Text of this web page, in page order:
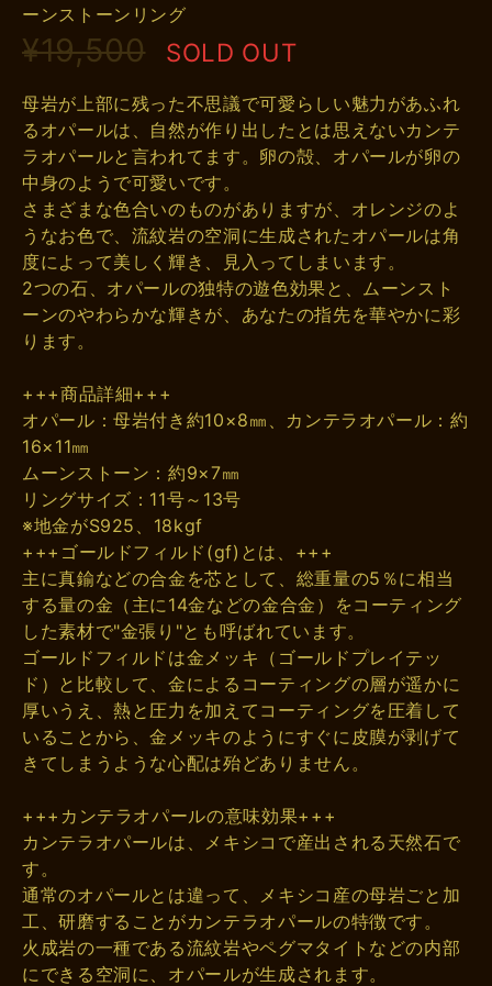
ーンストーンリング
¥19,500 SOLD OUT
母岩が上部に残った不思議で可愛らしい魅力があふれ
るオパールは、自然が作り出したとは思えないカンテ
ラオパールと言われてます。卵の殻、オパールが卵の
中身のようで可愛いです。
さまざまな色合いのものがありますが、オレンジのよ
うなお色で、流紋岩の空洞に生成されたオパールは角
度によって美しく輝き、見入ってしまいます。
2つの石、オパールの独特の遊色効果と、ムーンスト
ーンのやわらかな輝きが、あなたの指先を華やかに彩
ります。
+++商品詳細+++
オパール：母岩付き約10×8㎜、カンテラオパール：約
16×11㎜
ムーンストーン：約9×7㎜
リングサイズ：11号～13号
※地金がS925、18kgf
+++ゴールドフィルド(gf)とは、+++
主に真鍮などの合金を芯として、総重量の5％に相当
する量の金（主に14金などの金合金）をコーティング
した素材で"金張り"とも呼ばれています。
ゴールドフィルドは金メッキ（ゴールドプレイテッ
ド）と比較して、金によるコーティングの層が遥かに
厚いうえ、熱と圧力を加えてコーティングを圧着して
いることから、金メッキのようにすぐに皮膜が剥げて
きてしまうような心配は殆どありません。
+++カンテラオパールの意味効果+++
カンテラオパールは、メキシコで産出される天然石で
す。
通常のオパールとは違って、メキシコ産の母岩ごと加
工、研磨することがカンテラオパールの特徴です。
火成岩の一種である流紋岩やペグマタイトなどの内部
にできる空洞に、オパールが生成されます。